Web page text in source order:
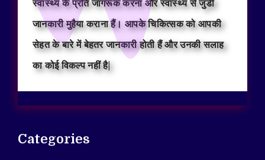
स्वास्थ्य के प्रति जागरूक करना और स्वास्थ्य से जुडी
जानकारी मुहैया कराना हैं। आपके चिकित्सक को आपकी
सेहत के बारे में बेहतर जानकारी होती हैं और उनकी सलाह
का कोई विकल्प नहीं है|
Categories